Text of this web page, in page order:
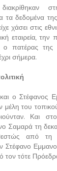
τα δεδομένα
χάσει στις
εταιρεία, την
ο πατέρας
σήμερα.
ο Στέφανος
μέλη του
Και
Σαμαρά τη
από τη
Στέφανο
τον τότε